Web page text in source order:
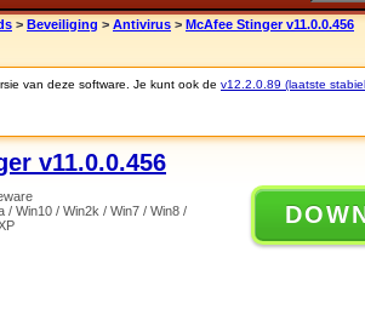
> Beveiliging > Antivirus > McAfee Stinger v11.0.0.456
van deze software. Je kunt ook de v12.2.0.89 (laatste
v11.0.0.456
/ Win10 / Win2k / Win7 / Win8 /